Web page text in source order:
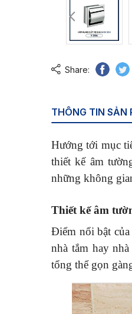
Share:
THÔNG TIN SẢN
Hướng tới mục
thiết kế âm
những không
Thiết kế âm
Điểm nổi bật
nhà tắm hay
tổng thể gọn